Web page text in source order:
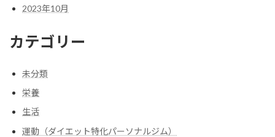
2023年10月
カテゴリー
未分類
栄養
生活
運動（ダイエット特化パーソナルジム）